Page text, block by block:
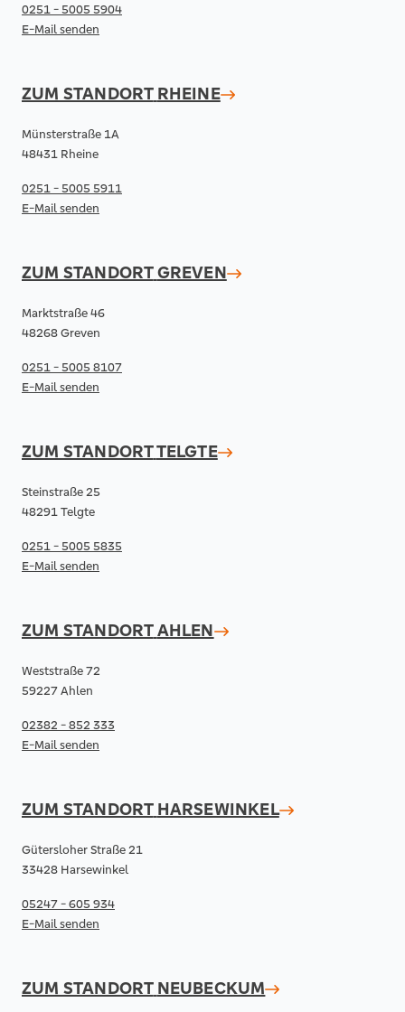
0251 - 5005 5904
E-Mail senden
ZUM STANDORT RHEINE
Münsterstraße 1A
48431 Rheine
0251 - 5005 5911
E-Mail senden
ZUM STANDORTGREVEN
Marktstraße 46
48268 Greven
0251 - 5005 8107
E-Mail senden
ZUM STANDORTTELGTE
Steinstraße 25
48291 Telgte
0251 - 5005 5835
E-Mail senden
ZUM STANDORTAHLEN
Weststraße 72
59227 Ahlen
02382 - 852 333
E-Mail senden
ZUM STANDORT HARSEWINKEL
Gütersloher Straße 21
33428 Harsewinkel
05247 - 605 934
E-Mail senden
ZUM STANDORT NEUBECKUM